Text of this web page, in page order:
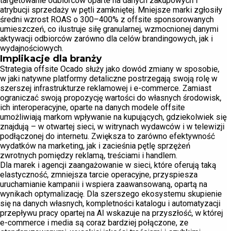
atrybucji sprzedaży w pętli zamkniętej. Mniejsze marki zgłosiły
średni wzrost ROAS o 300–400% z offsite sponsorowanych
umieszczeń, co ilustruje siłę granularnej, wzmocnionej danymi
aktywacji odbiorców zarówno dla celów brandingowych, jak i
wydajnościowych.
Implikacje dla branży
Strategia offsite Ocado służy jako dowód zmiany w sposobie,
w jaki natywne platformy detaliczne postrzegają swoją rolę w
szerszej infrastrukturze reklamowej i e-commerce. Zamiast
ograniczać swoją propozycję wartości do własnych środowisk,
ich interoperacyjne, oparte na danych modele offsite
umożliwiają markom wpływanie na kupujących, gdziekolwiek się
znajdują – w otwartej sieci, w witrynach wydawców i w telewizji
podłączonej do internetu. Zwiększa to zarówno efektywność
wydatków na marketing, jak i zacieśnia pętlę sprzężeń
zwrotnych pomiędzy reklamą, treściami i handlem.
Dla marek i agencji zaangażowanie w sieci, które oferują taką
elastyczność, zmniejsza tarcie operacyjne, przyspiesza
uruchamianie kampanii i wspiera zaawansowaną, opartą na
wynikach optymalizację. Dla szerszego ekosystemu skupienie
się na danych własnych, kompletności katalogu i automatyzacji
przepływu pracy opartej na AI wskazuje na przyszłość, w której
e-commerce i media są coraz bardziej połączone, ze